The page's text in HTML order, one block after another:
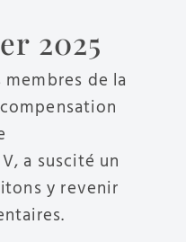
2025
de la
a suscité un
y revenir